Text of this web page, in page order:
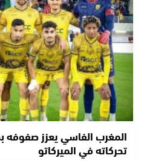
المغرب الفاسي يعزز صفوفه
تحركاته في الميركاتو